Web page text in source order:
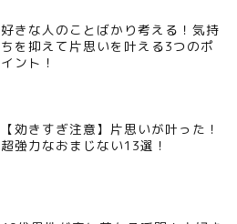
好きな人のことばかり考える！気持
ちを抑えて片思いを叶える3つのポ
イント！
【効きすぎ注意】片思いが叶った！
超強力なおまじない13選！